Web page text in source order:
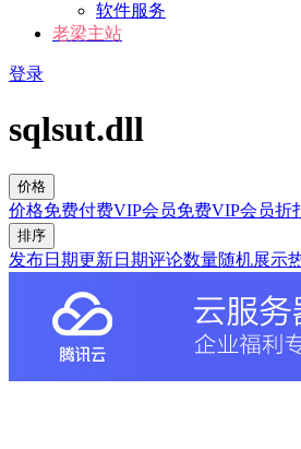
软件服务
老梁主站
登录
sqlsut.dll
价格
价格免费付费VIP会员免费VIP会员折
排序
发布日期更新日期评论数量随机展示